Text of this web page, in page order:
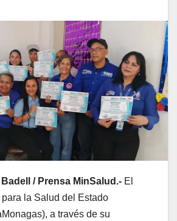
/ Prensa MinSalud.- El
para la Salud del Estado
a través de su